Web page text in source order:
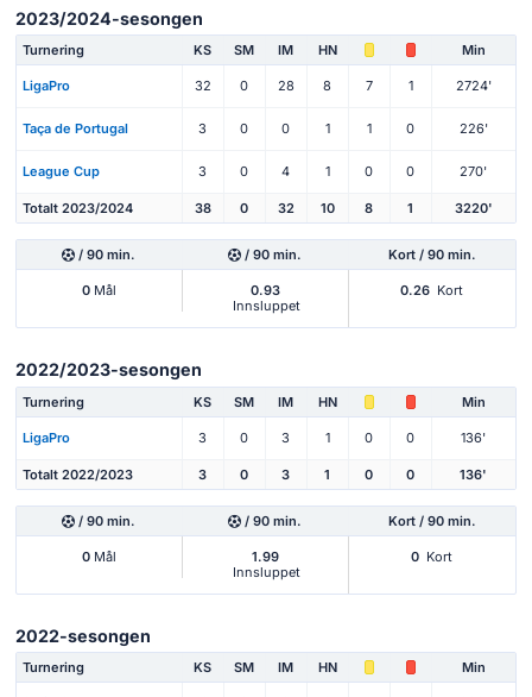
2023/2024-sesongen
Turnering KS SM IM HN Min
LigaPro 32 0 28 8 7 1 2724'
Taça de Portugal 3 0 0 1 1 0 226'
League Cup 3 0 4 1 0 0 270'
Totalt 2023/2024 38 0 32 10 8 1 3220'
/ 90 min. / 90 min. Kort / 90 min.
0Mål
0.93
Innsluppet
0.26 Kort
2022/2023-sesongen
Turnering KS SM IM HN Min
LigaPro 3 0 3 1 0 0 136'
Totalt 2022/2023 3 0 3 1 0 0 136'
/ 90 min. / 90 min. Kort / 90 min.
0Mål
1.99
Innsluppet
0 Kort
2022-sesongen
Turnering KS SM IM HN Min